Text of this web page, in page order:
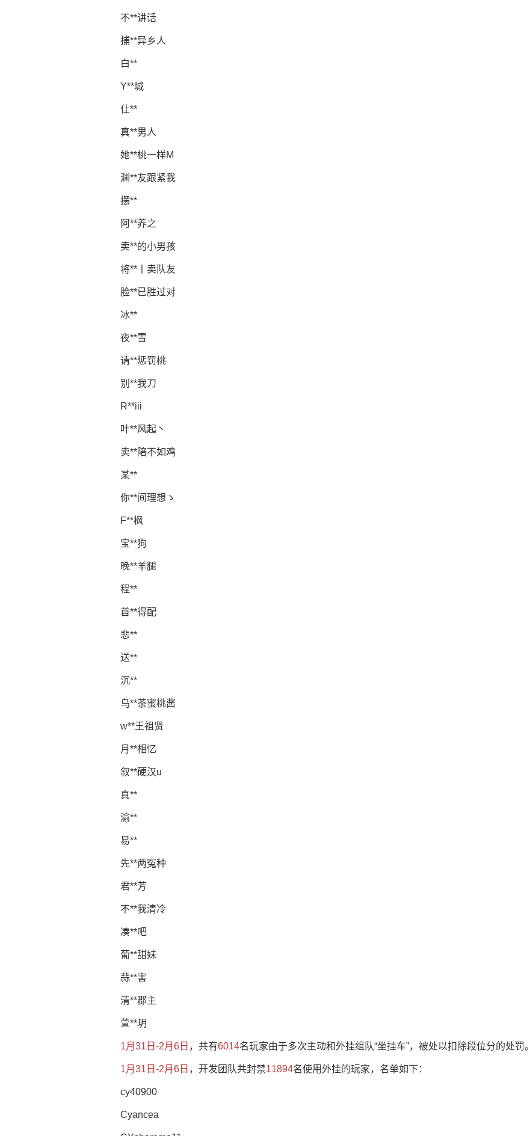
不**讲话
捕**异乡人
白**
Y**城
仩**
真**男人
她**桃一样M
渊**友跟紧我
摆**
阿**养之
卖**的小男孩
将**丨卖队友
脸**已胜过对
冰**
夜**雪
请**惩罚桃
别**我刀
R**iii
叶**风起丶
卖**陪不如鸡
某**
你**间理想ゝ
F**枫
宝**狗
晚**羊腿
程**
首**得配
悲**
送**
沉**
乌**茶蜜桃酱
w**王祖贤
月**相忆
叙**硬汉u
真**
渝**
易**
先**两冤种
君**芳
不**我清冷
凑**吧
葡**甜妹
蒜**害
清**郡主
萱**玥
1月31日-2月6日 ，共有6014名玩家由于多次主动和外挂组队“坐挂车”，被处以扣除段位分的处罚。
1月31日-2月6日 ，开发团队共封禁11894名使用外挂的玩家，名单如下：
cy40900
Cyancea